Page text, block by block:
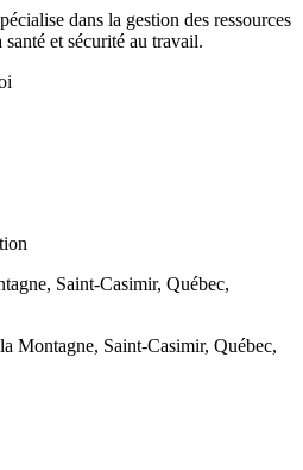
dans la gestion des ressources
et sécurité au travail.
Saint-Casimir, Québec,
Montagne, Saint-Casimir, Québec,